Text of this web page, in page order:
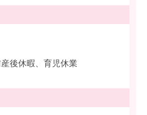
後休暇、育児休業